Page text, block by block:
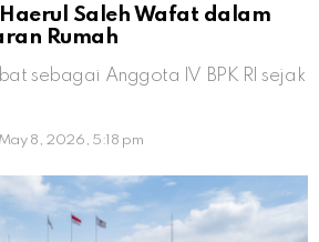
Saleh Wafat dalam
Rumah
sebagai Anggota IV BPK RI sejak
May 8, 2026, 5:18 pm